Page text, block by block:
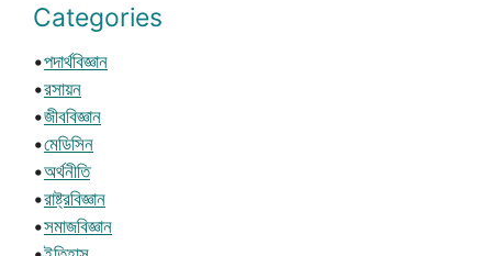
Categories
•পদার্থবিজ্ঞান
•রসায়ন
•জীববিজ্ঞান
•মেডিসিন
•অর্থনীতি
•রাষ্ট্রবিজ্ঞান
•সমাজবিজ্ঞান